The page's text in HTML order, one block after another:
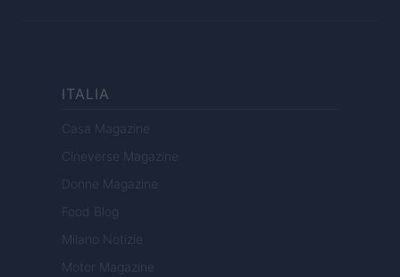
ITALIA
Casa Magazine
Cineverse Magazine
Donne Magazine
Food Blog
Milano Notizie
Motor Magazine